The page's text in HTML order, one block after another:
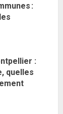
:
:
quelles